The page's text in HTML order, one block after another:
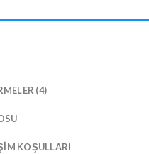
(4)
KOŞULLARI